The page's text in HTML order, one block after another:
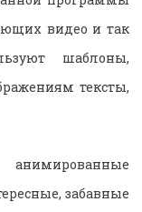
видео и так
шаблоны,
тексты,
забавные